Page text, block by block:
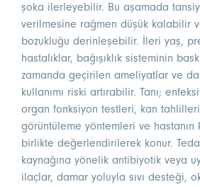
şoka ilerleyebilir. Bu aşamada
verilmesine rağmen düşük kalabilir
bozukluğu derinleşebilir. İleri yaş,
hastalıklar, bağışıklık sisteminin
zamanda geçirilen ameliyatlar ve
kullanımı riski artırabilir. Tanı;
organ fonksiyon testleri, kan
görüntüleme yöntemleri ve hastanın
birlikte değerlendirilerek konur.
kaynağına yönelik antibiyotik veya
ilaçlar, damar yoluyla sıvı desteği,